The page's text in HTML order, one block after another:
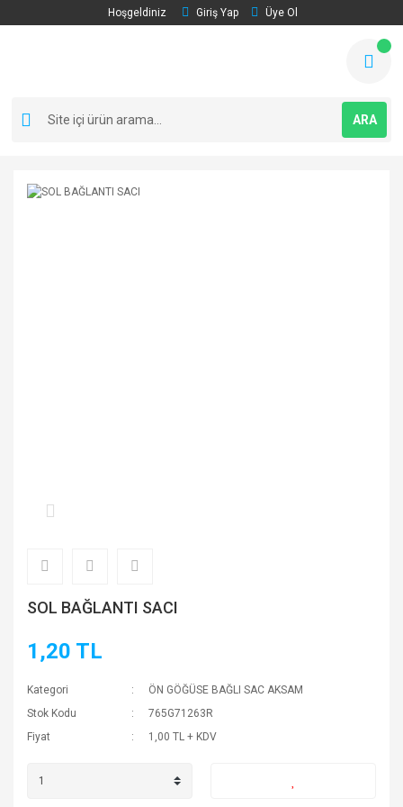
Hoşgeldiniz Giriş Yap Üye Ol
ARA
SOL BAĞLANTI SACI
1,20 TL
Kategori
ÖN GÖĞÜSE BAĞLI SAC AKSAM
Stok Kodu
765G71263R
Fiyat
1,00 TL + KDV